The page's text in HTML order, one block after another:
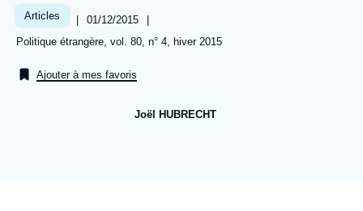
Analyses
Articles |
Date
de
publication
01/12/2015
|
Références
Politique étrangère, vol. 80, n° 4, hiver 2015
Ajouter à mes favoris
Joël HUBRECHT